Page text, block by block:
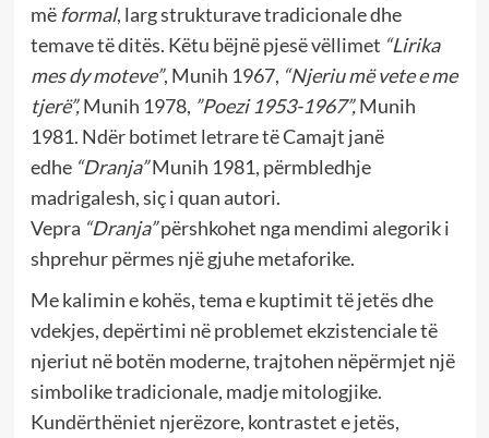
më formal, larg strukturave tradicionale dhe
temave të ditës. Këtu bëjnë pjesë vëllimet “Lirika
mes dy moteve”, Munih 1967, “Njeriu më vete e me
tjerë”,Munih 1978, ”Poezi 1953-1967”,Munih
1981. Ndër botimet letrare të Camajt janë
edhe “Dranja”Munih 1981, përmbledhje
madrigalesh, siç i quan autori.
Vepra “Dranja”përshkohet nga mendimi alegorik i
shprehur përmes një gjuhe metaforike.
Me kalimin e kohës, tema e kuptimit të jetës dhe
vdekjes, depërtimi në problemet ekzistenciale të
njeriut në botën moderne, trajtohen nëpërmjet një
simbolike tradicionale, madje mitologjike.
Kundërthëniet njerëzore, kontrastet e jetës,